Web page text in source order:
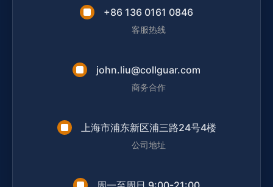
+86 136 0161 0846
客服热线
john.liu@collguar.com
商务合作
上海市浦东新区浦三路24号4楼
公司地址